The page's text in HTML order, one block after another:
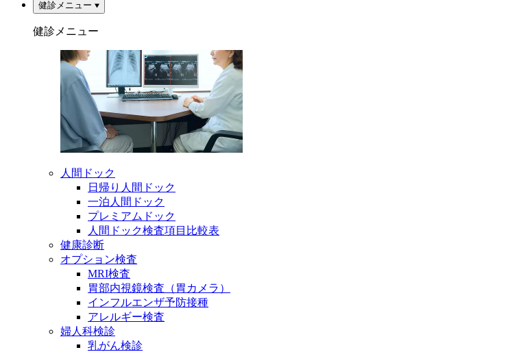
健診メニュー
健診メニュー
人間ドック
日帰り人間ドック
一泊人間ドック
プレミアムドック
人間ドック検査項目比較表
健康診断
オプション検査
MRI検査
胃部内視鏡検査（胃カメラ）
インフルエンザ予防接種
アレルギー検査
婦人科検診
乳がん検診